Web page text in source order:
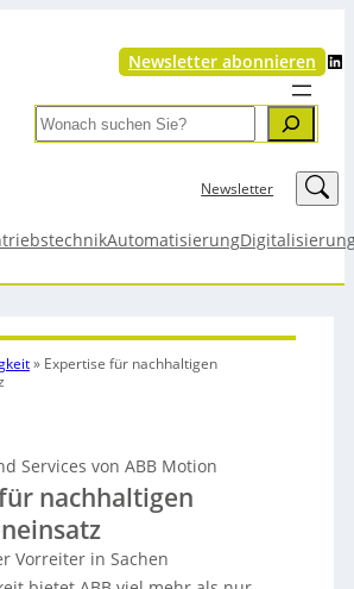
Newsletter abonnieren LinkedIn
Search
Newsletter LinkedIn
Automatisierung
» Expertise für nachhaltigen
Services von ABB Motion
nachhaltigen
Vorreiter in Sachen